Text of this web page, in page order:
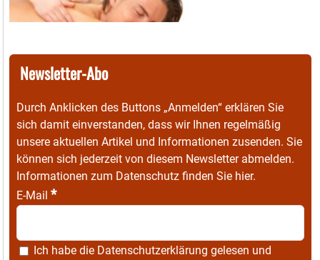
Newsletter-Abo
Durch Anklicken des Buttons „Anmelden“ erklären Sie
sich damit einverstanden, dass wir Ihnen regelmäßig
unsere aktuellen Artikel und Informationen zusenden. Sie
können sich jederzeit von diesem Newsletter abmelden.
Informationen zum Datenschutz finden Sie hier.
E-Mail *
Ich habe die Datenschutzerklärung gelesen und